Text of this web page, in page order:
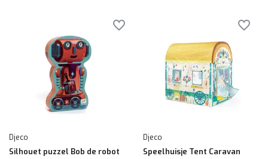
Djeco
Silhouet puzzel Bob de robot
Djeco
Speelhuisje Tent Caravan